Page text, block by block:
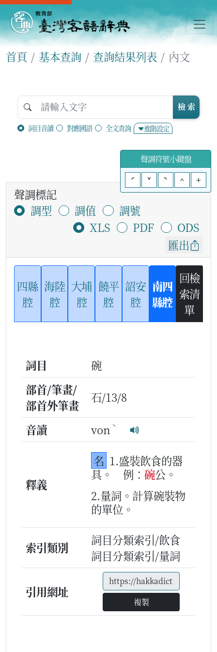
首頁 基本查詢 查詢結果列表 內文
詞目音讀 對應國語 全文查詢 進階設定
檢 索
聲調符號小鍵盤
ˊ
ˇ ˋ ^ +
聲調標記
調型
調值
調號
XLS
PDF
ODS
匯出
四縣
腔
海陸
腔
大埔
腔
饒平
腔
詔安
腔
南四
縣腔
回檢
索清
單
詞目
碗
部首/筆畫/
部首外筆畫
石/13/8
音讀 von ˋ
釋義
名 1.盛裝飲食的器
具。
例： 碗公。
2.量詞。計算碗裝物
的單位。
索引類別
詞目分類索引/飲食
詞目分類索引/量詞
引用網址
複製